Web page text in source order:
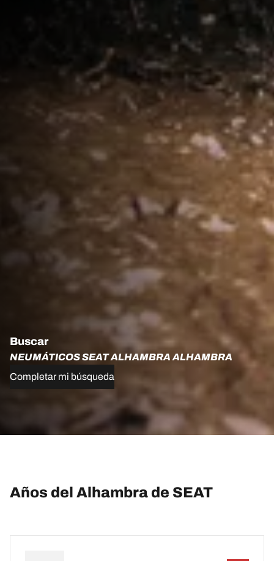
Buscar
NEUMÁTICOS SEAT ALHAMBRA ALHAMBRA
Completar mi búsqueda
Años del Alhambra de SEAT